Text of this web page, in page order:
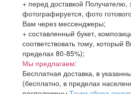
+ перед доставкой Получателю,
фотографируется, фото
Вам через мессенджеры;
+ составленный букет,
соответствовать тому, который
пределах 80-85%);
Мы предлагаем:
Бесплатная доставка, в
(бесплатно, в пределах